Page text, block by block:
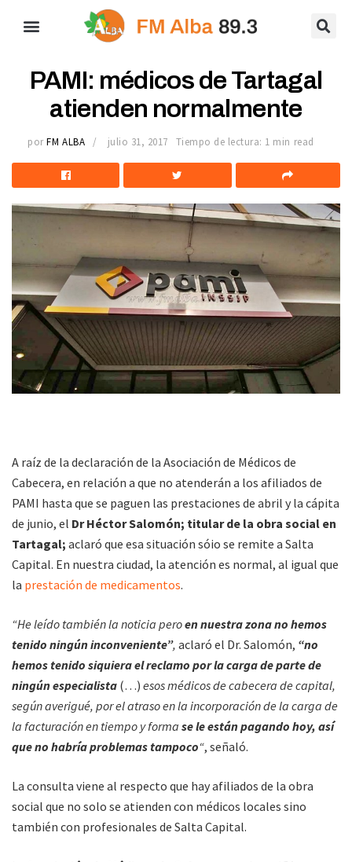
PAMI: médicos de Tartagal
atienden normalmente
por FM ALBA julio 31, 2017 Tiempo de lectura: 1 min read
A raíz de la declaración de la Asociación de Médicos de
Cabecera, en relación a que no atenderán a los afiliados de
PAMI hasta que se paguen las prestaciones de abril y la cápita
de junio, el Dr Héctor Salomón; titular de la obra social en
Tartagal; aclaró que esa situación sóio se remite a Salta
Capital. En nuestra ciudad, la atención es normal, al igual que
la prestación de medicamentos.
“He leído también la noticia peroen nuestra zona no hemos
tenido ningún inconveniente”, aclaró el Dr. Salomón, “no
hemos tenido siquiera el reclamo por la carga de parte de
ningún especialista (…) esos médicos de cabecera de capital,
según averigué, por el atraso en la incorporación de la carga de
la facturación en tiempo y forma se le están pagando hoy, así
que no habría problemas tampoco“, señaló.
La consulta viene al respecto que hay afiliados de la obra
social que no solo se atienden con médicos locales sino
también con profesionales de Salta Capital.